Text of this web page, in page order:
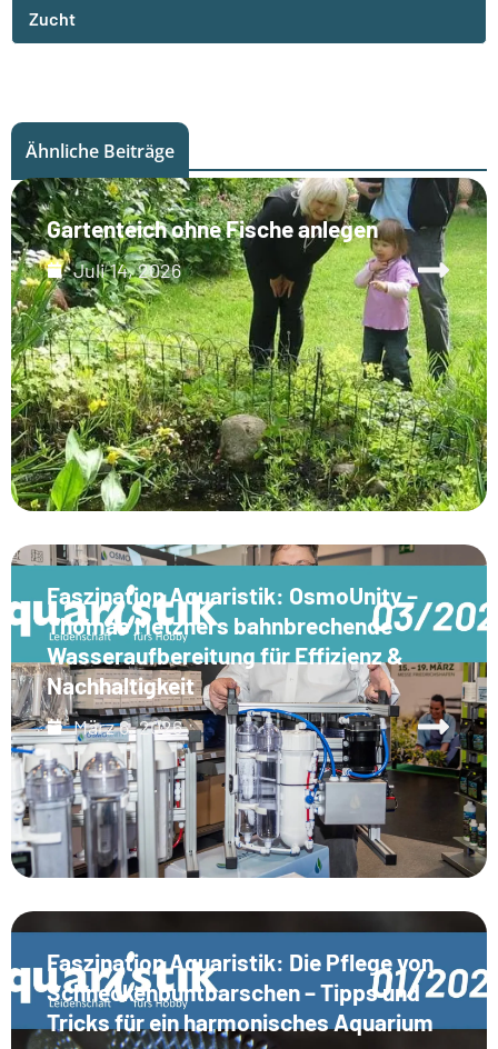
Zucht
Ähnliche Beiträge
Gartenteich ohne Fische anlegen
Juli 14, 2026
Faszination Aquaristik: OsmoUnity –
Thomas Metzners bahnbrechende
Wasseraufbereitung für Effizienz &
Nachhaltigkeit
März 6, 2026
Faszination Aquaristik: Die Pflege von
Schneckenbuntbarschen – Tipps und
Tricks für ein harmonisches Aquarium